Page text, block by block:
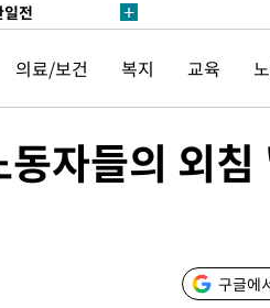
전
대야 계속[다음
회로 삼겠다"
대야 계속[다음
의료/보건 복지 교육
자들의 외
구글에